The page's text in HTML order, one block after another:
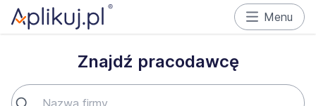
Menu
Znajdź pracodawcę